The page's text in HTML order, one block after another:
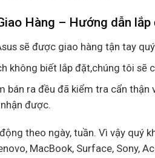
Hàng – Hướng dẫn
sẽ được giao hàng tận tay
không biết lắp đặt,chúng tôi sẽ
bán ra đều đã kiểm tra cẩn
được.
theo ngày, tuần. Vì vậy quý
MacBook, Surface, Sony,